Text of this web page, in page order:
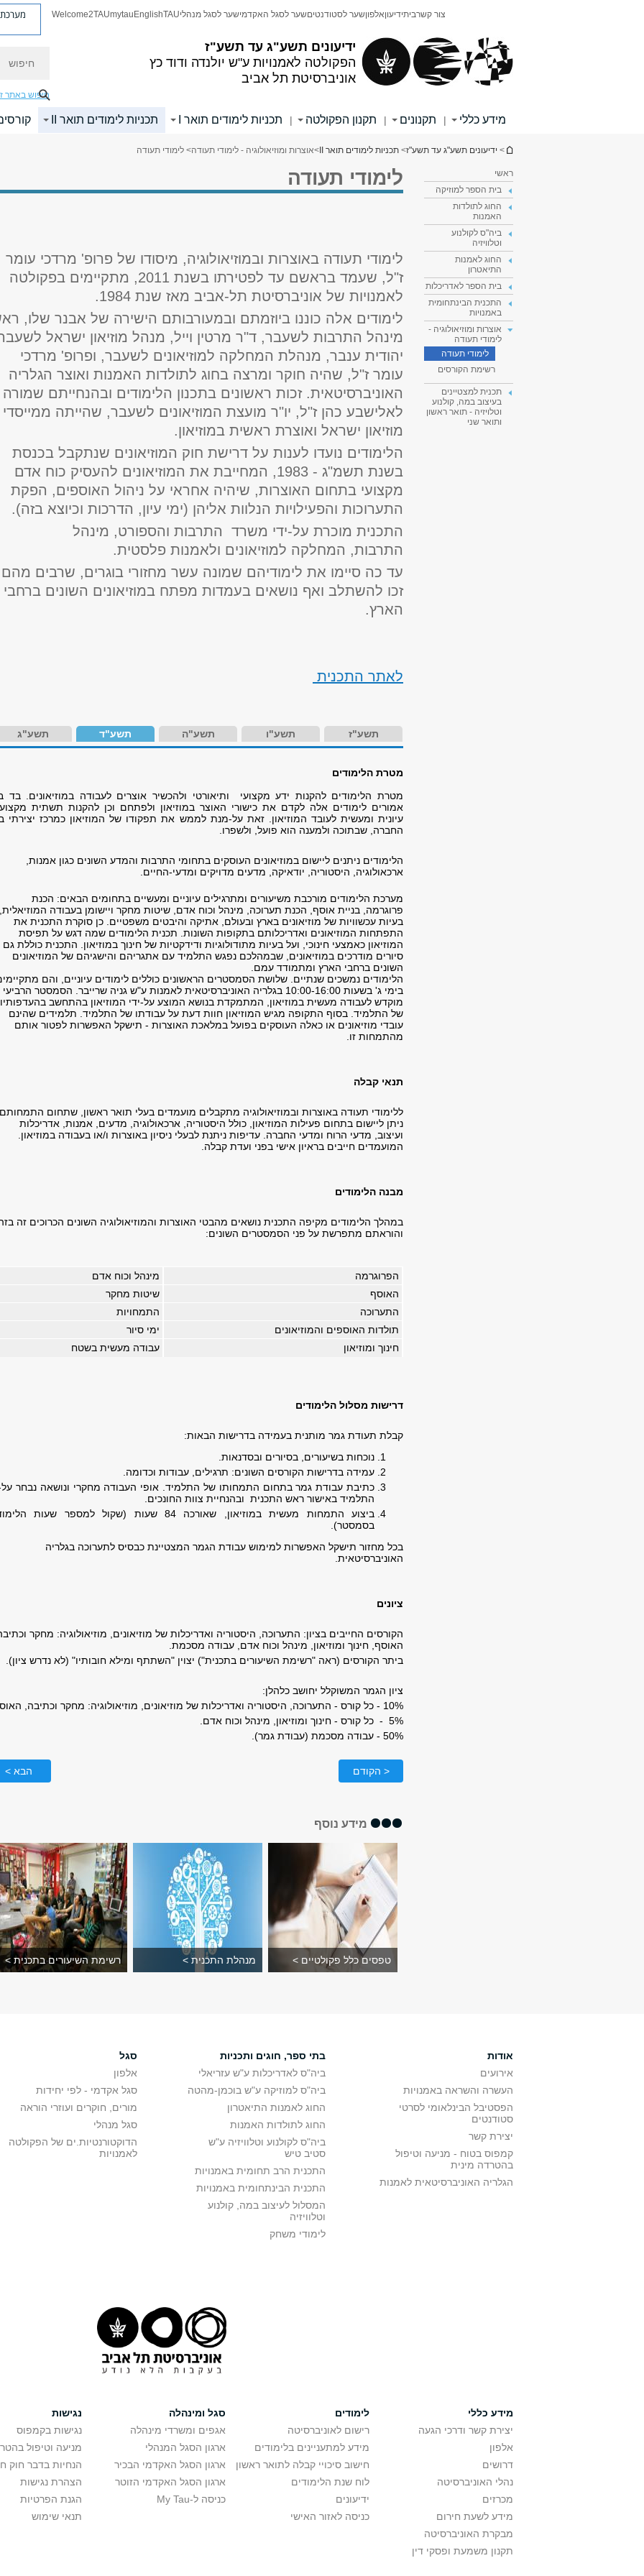
ידיעונים תשע"ג עד תשע"ז
הפקולטה לאמנויות ע"ש יולנדה ודוד כץ
אוניברסיטת תל אביב
צור קשרביתידיעוןאלפוןשער לסטודנטיםשער לסגל האקדמישער לסגל מנהליTAU
English
mytau
Welcome2TAU מערכת
חיפוש באתר
מידע כללי | תקנונים | תקנון הפקולטה | תכניות לימודים תואר I תכניות לימודים תואר II
הינך נמצא כאן
> ידיעונים תשע"ג עד תשע"ז> תכניות לימודים תואר II >אוצרות ומוזיאולוגיה - לימודי תעודה> לימודי תעודה
ראשי
בית הספר למוזיקה
החוג לתולדות
האמנות
ביה"ס לקולנוע
וטלוויזיה
החוג לאמנות
התיאטרון
בית הספר לאדריכלות
התכנית הבינתחומית
באמנויות
אוצרות ומוזיאולוגיה -
לימודי תעודה
לימודי תעודה
רשימת הקורסים
תכנית למצטיינים
בעיצוב במה, קולנוע
וטלויזיה - תואר ראשון
ותואר שני
לימודי תעודה
לימודי תעודה באוצרות ובמוזיאולוגיה, מיסודו של פרופ' מרדכי עומר
ז"ל, שעמד בראשם עד לפטירתו בשנת 2011, מתקיימים בפקולטה
לאמנויות של אוניברסיטת תל-אביב מאז שנת 1984.
לימודים אלה כוננו ביוזמתם ובמעורבותם הישירה של אבנר שלו,
מינהל התרבות לשעבר, ד"ר מרטין וייל, מנהל מוזיאון ישראל
יהודית ענבר, מנהלת המחלקה למוזיאונים לשעבר, ופרופ' מרדכי
עומר ז"ל, שהיה חוקר ומרצה בחוג לתולדות האמנות ואוצר הגלריה
האוניברסיטאית. זכות ראשונים בתכנון הלימודים ובהנחייתם שמורה
לאלישבע כהן ז"ל, יו"ר מועצת המוזיאונים לשעבר, שהייתה ממייסדי
מוזיאון ישראל ואוצרת ראשית במוזיאון.
הלימודים נועדו לענות על דרישת חוק המוזיאונים שנתקבל בכנסת
בשנת תשמ"ג - 1983, המחייבת את המוזיאונים להעסיק כוח אדם
מקצועי בתחום האוצרות, שיהיה אחראי על ניהול האוספים, הפקת
התערוכות והפעילויות הנלוות אליהן (ימי עיון, הדרכות וכיוצא בזה(
.
התכנית מוכרת על-ידי משרד התרבות והספורט, מינהל
התרבות, המחלקה למוזיאונים ולאמנות פלסטית.
עד כה סיימו את לימודיהם שמונה עשר מחזורי בוגרים, שרבים מהם
זכו להשתלב ואף נושאים בעמדות מפתח במוזיאונים השונים ברחבי
הארץ.
לאתר התכנית
תשע"ז תשע"ו תשע"ה תשע"ד תשע"ג
מטרת הלימודים
מטרת הלימודים להקנות ידע מקצועי ותיאורטי ולהכשיר אוצרים לעבודה במוזיאונים. בד
אמורים לימודים אלה לקדם את כישורי האוצר במוזיאון ולפתחם וכן להקנות תשתית
עיונית ומעשית לעובד המוזיאון. זאת על-מנת לממש את תפקודו של המוזיאון כמרכז יצירתי
החברה, שבתוכה ולמענה הוא פועל, ולשפרו.
הלימודים ניתנים ליישום במוזיאונים העוסקים בתחומי התרבות והמדע השונים כגון אמנות,
ארכאולוגיה, היסטוריה, יודאיקה, מדעים מדויקים ומדעי-החיים.
מערכת הלימודים מורכבת משיעורים ומתרגילים עיוניים ומעשיים בתחומים הבאים: הכנת
פרוגרמה, בניית אוסף, הכנת תערוכה, מינהל וכוח אדם, שיטות מחקר ויישומן בעבודה המוזיאלית,
בעיות עכשוויות של מוזיאונים בארץ ובעולם, אתיקה והיבטים משפטיים. כן סוקרת התכנית את
התפתחות המוזיאונים ואדריכלותם בתקופות השונות. תכנית הלימודים שמה דגש על תפיסת
המוזיאון כאמצעי חינוכי, ועל בעיות מתודולוגיות ודידקטיות של חינוך במוזיאון. התכנית כוללת גם
סיורים מודרכים במוזיאונים, שבמהלכם נפגש התלמיד עם אתגריהם והישגיהם של המוזיאונים
השונים ברחבי הארץ ומתמודד עמם.
הלימודים נמשכים שנתיים. שלושת הסמסטרים הראשונים כוללים לימודים עיוניים, והם
בימי ג' בשעות 10:00-16:00 בגלריה האוניברסיטאית לאמנות ע"ש גניה שרייבר. הסמסטר הרביעי
מוקדש לעבודה מעשית במוזיאון, המתמקדת בנושא המוצע על-ידי המוזיאון בהתחשב בהעדפותיו
של התלמיד. בסוף התקופה מגיש המוזיאון חוות דעת על עבודתו של התלמיד. תלמידים שהינם
עובדי מוזיאונים או כאלה העוסקים בפועל במלאכת האוצרות - תישקל האפשרות לפטור אותם
מהתמחות זו.
תנאי קבלה
ללימודי תעודה באוצרות ובמוזיאולוגיה מתקבלים מועמדים בעלי תואר ראשון, שתחום התמחותם
ניתן ליישום בתחום פעילות המוזיאון, כולל היסטוריה, ארכאולוגיה, מדעים, אמנות, אדריכלות
ועיצוב, מדעי הרוח ומדעי החברה. עדיפות ניתנת לבעלי ניסיון באוצרות ו/או בעבודה במוזיאון.
המועמדים חייבים בראיון אישי בפני ועדת קבלה.
מבנה הלימודים
במהלך הלימודים מקיפה התכנית נושאים מהבטי האוצרות והמוזיאולוגיה השונים הכרוכים זה
והוראתם מתפרשת על פני הסמסטרים השונים:
הפרוגרמה
מינהל וכוח אדם
האוסף
שיטות מחקר
התערוכה
התמחויות
תולדות האוספים והמוזיאונים
ימי סיור
חינוך ומוזיאון
עבודה מעשית בשטח
דרישות מסלול הלימודים
קבלת תעודת גמר מותנית בעמידה בדרישות הבאות:
נוכחות בשיעורים, בסיורים ובסדנאות.
עמידה בדרישות הקורסים השונים: תרגילים, עבודות וכדומה.
כתיבת עבודת גמר בתחום התמחותו של התלמיד. אופי העבודה מחקרי ונושאה נבחר על-
התלמיד באישור ראש התכנית ובהנחיית צוות החונכים.
ביצוע התמחות מעשית במוזיאון, שאורכה 84 שעות (שקול למספר שעות
בסמסטר).
בכל מחזור תישקל האפשרות למימוש עבודת הגמר המצטיינת כבסיס לתערוכה בגלריה
האוניברסיטאית.
ציונים
הקורסים החייבים בציון: התערוכה, היסטוריה ואדריכלות של מוזיאונים, מוזיאולוגיה: מחקר
האוסף, חינוך ומוזיאון, מינהל וכוח אדם, עבודה מסכמת.
ביתר הקורסים (ראה "רשימת השיעורים בתכנית") יצוין "השתתף ומילא חובותיו" (לא נדרש ציון).
ציון הגמר המשוקלל יחושב כלהלן:
10% - כל קורס - התערוכה, היסטוריה ואדריכלות של מוזיאונים, מוזיאולוגיה: מחקר וכתיבה, האוסף.
5% - כל קורס - חינוך ומוזיאון, מינהל וכוח אדם.
50% - עבודה מסכמת (עבודת גמר).
< הקודם הבא >
מידע נוסף
טפסים כלל פקולטיים > מנהלת התכנית > רשימת השיעורים בתכנית >
אודות
אירועים
העשרה והשראה באמנויות
הפסטיבל הבינלאומי לסרטי
סטודנטים
יצירת קשר
קמפוס בטוח - מניעה וטיפול
בהטרדה מינית
הגלריה האוניברסיטאית לאמנות
בתי ספר, חוגים ותכניות
ביה"ס לאדריכלות ע"ש עזריאלי
ביה"ס למוזיקה ע"ש בוכמן-מהטה
החוג לאמנות התיאטרון
החוג לתולדות האמנות
ביה"ס לקולנוע וטלוויזיה ע"ש
סטיב טיש
התכנית הרב תחומית באמנויות
התכנית הבינתחומית באמנויות
המסלול לעיצוב במה, קולנוע
וטלוויזיה
לימודי משחק
סגל
אלפון
סגל אקדמי - לפי יחידות
מורים, חוקרים ועוזרי הוראה
סגל מנהלי
הדוקטורנטיות.ים של הפקולטה
לאמנויות
מידע כללי
יצירת קשר ודרכי הגעה
אלפון
דרושים
נהלי האוניברסיטה
מכרזים
מידע לשעת חירום
מבקרת האוניברסיטה
תקנון משמעת ופסקי דין
לימודים
רישום לאוניברסיטה
מידע למתעניינים בלימודים
חישוב סיכויי קבלה לתואר ראשון
לוח שנת הלימודים
ידיעונים
כניסה לאזור האישי
סגל ומינהלה
אגפים ומשרדי מינהלה
ארגון הסגל המנהלי
ארגון הסגל האקדמי הבכיר
ארגון הסגל האקדמי הזוטר
כניסה ל-My Tau
נגישות
נגישות בקמפוס
מניעה וטיפול
הנחיות בדבר חוק
הצהרת נגישות
הגנת הפרטיות
תנאי שימוש